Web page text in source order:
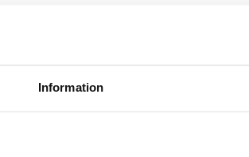
Information
LIVE CHAT